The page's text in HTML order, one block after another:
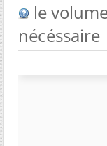
le
nécéssaire